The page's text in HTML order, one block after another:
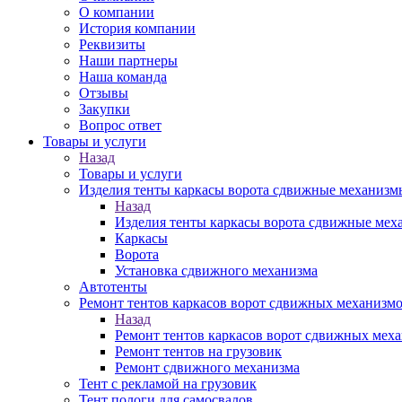
О компании
История компании
Реквизиты
Наши партнеры
Наша команда
Отзывы
Закупки
Вопрос ответ
Товары и услуги
Назад
Товары и услуги
Изделия тенты каркасы ворота сдвижные
Назад
Изделия тенты каркасы ворота сдвижные
Каркасы
Ворота
Установка сдвижного механизма
Автотенты
Ремонт тентов каркасов ворот сдвижных
Назад
Ремонт тентов каркасов ворот сдвижных
Ремонт тентов на грузовик
Ремонт сдвижного механизма
Тент с рекламой на грузовик